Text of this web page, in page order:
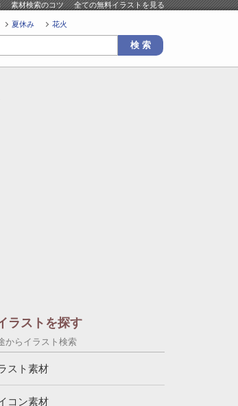
素材検索のコツ 全ての無料イラストを見る
夏休み 花火
ラストを探す
からイラスト検索
スト素材
コン素材